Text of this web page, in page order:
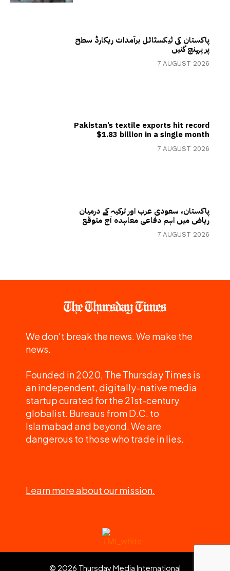
پاکستان کی ٹیکسٹائل برآمدات ریکارڈ سطح
پر پہنچ گئیں
7 AUGUST 2026
Pakistan’s textile exports hit record
$1.83 billion in a single month
7 AUGUST 2026
پاکستان، سعودی عرب اور ترکیہ کے درمیان
ریاض میں اہم دفاعی معاہدہ آج متوقع
7 AUGUST 2026
We don't break the news. We make the
news.
Founded in 2020, The Thursday Times is
an independent, digitally-native media
startup curated for the 21st-century
globalist. Bureaus from D.C. to
Islamabad and beyond. We are
dangerous to those who trade in lies.
Learn more about our mission.
© 2026 Thursday Media International